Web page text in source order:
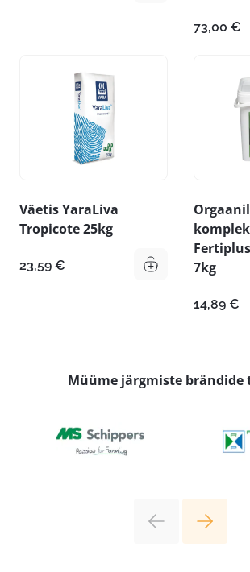
73,00 €
Väetis YaraLiva
Tropicote 25kg
23,59 €
7kg
14,89 €
Müüme järgmiste brändide